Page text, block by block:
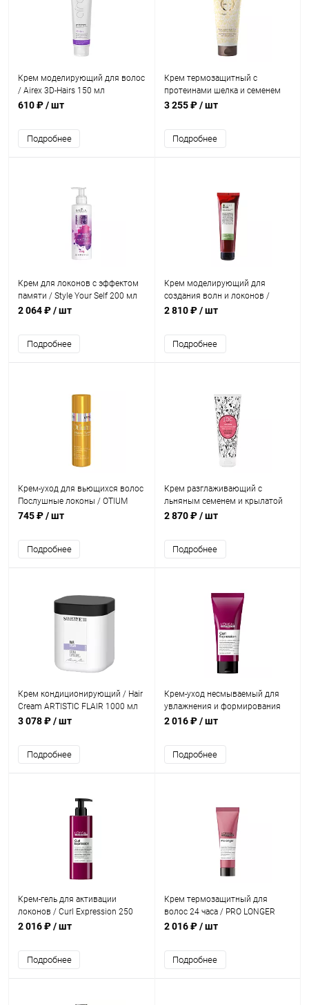
Крем моделирующий для волос
/ Airex 3D-Hairs 150 мл
610 ₽/ шт
Подробнее
Крем термозащитный с
протеинами шелка и семенем
льна / OLIOSETA ORO DI LUCE
3 255 ₽/ шт
Подробнее
Крем для локонов с эффектом
памяти / Style Your Self 200 мл
2 064 ₽/ шт
Подробнее
Крем моделирующий для
создания волн и локонов /
STYLING SHAPING CREAM 150
2 810 ₽/ шт
Подробнее
Крем-уход для вьющихся волос
Послушные локоны / OTIUM
Twist 100 мл
745 ₽/ шт
Подробнее
Крем разглаживающий с
льняным семенем и крылатой
водорослью для волос / JOC
2 870 ₽/ шт
Подробнее
Крем кондиционирующий / Hair
Cream ARTISTIC FLAIR 1000 мл
3 078 ₽/ шт
Подробнее
Крем-уход несмываемый для
увлажнения и формирования
кудрей / Curl Expression 200 мл
2 016 ₽/ шт
Подробнее
Крем-гель для активации
локонов / Curl Expression 250
мл
2 016 ₽/ шт
Подробнее
Крем термозащитный для
волос 24 часа / PRO LONGER
150 мл
2 016 ₽/ шт
Подробнее